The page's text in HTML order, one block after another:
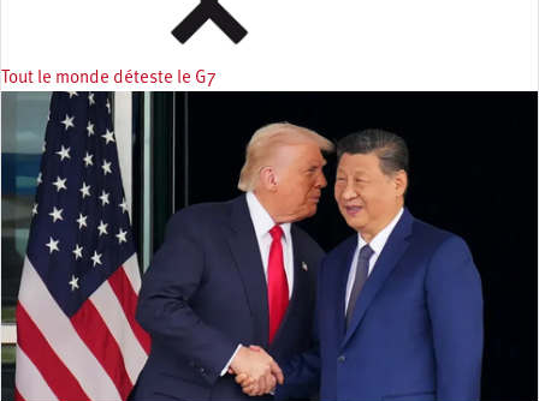
Tout le monde déteste le G7